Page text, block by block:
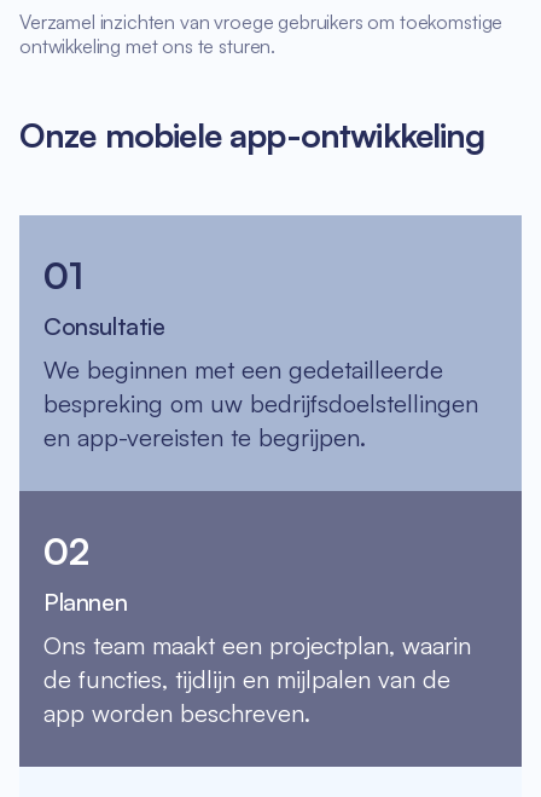
Verzamel inzichten van vroege gebruikers om toekomstige
ontwikkeling met ons te sturen.
Onze mobiele app-ontwikkeling
01
Consultatie
We beginnen met een gedetailleerde
bespreking om uw bedrijfsdoelstellingen
en app-vereisten te begrijpen.
02
Plannen
Ons team maakt een projectplan, waarin
de functies, tijdlijn en mijlpalen van de
app worden beschreven.